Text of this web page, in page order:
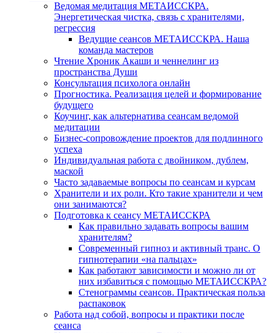
Ведомая медитация МЕТАИССКРА.
Энергетическая чистка, связь с хранителями,
регрессия
Ведущие сеансов МЕТАИССКРА. Наша
команда мастеров
Чтение Хроник Акаши и ченнелинг из
пространства Души
Консультация психолога онлайн
Прогностика. Реализация целей и формирование
будущего
Коучинг, как альтернатива сеансам ведомой
медитации
Бизнес-сопровождение проектов для подлинного
успеха
Индивидуальная работа с двойником, дублем,
маской
Часто задаваемые вопросы по сеансам и курсам
Хранители и их роли. Кто такие хранители и чем
они занимаются?
Подготовка к сеансу МЕТАИССКРА
Как правильно задавать вопросы вашим
хранителям?
Современный гипноз и активный транс. О
гипнотерапии «на пальцах»
Как работают зависимости и можно ли от
них избавиться с помощью МЕТАИССКРА?
Стенограммы сеансов. Практическая польза
распаковок
Работа над собой, вопросы и практики после
сеанса